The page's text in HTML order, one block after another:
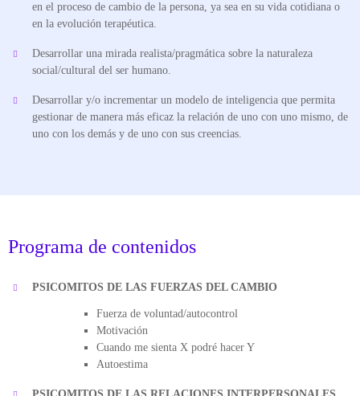
en el proceso de cambio de la persona, ya sea en su vida cotidiana o
en la evolución terapéutica.
Desarrollar una mirada realista/pragmática sobre la naturaleza
social/cultural del ser humano.
Desarrollar y/o incrementar un modelo de inteligencia que permita
gestionar de manera más eficaz la relación de uno con uno mismo, de
uno con los demás y de uno con sus creencias.
Programa de contenidos
PSICOMITOS DE LAS FUERZAS DEL CAMBIO
Fuerza de voluntad/autocontrol
Motivación
Cuando me sienta X podré hacer Y
Autoestima